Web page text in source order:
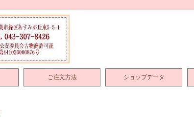
ご注文方法 ショップデータ